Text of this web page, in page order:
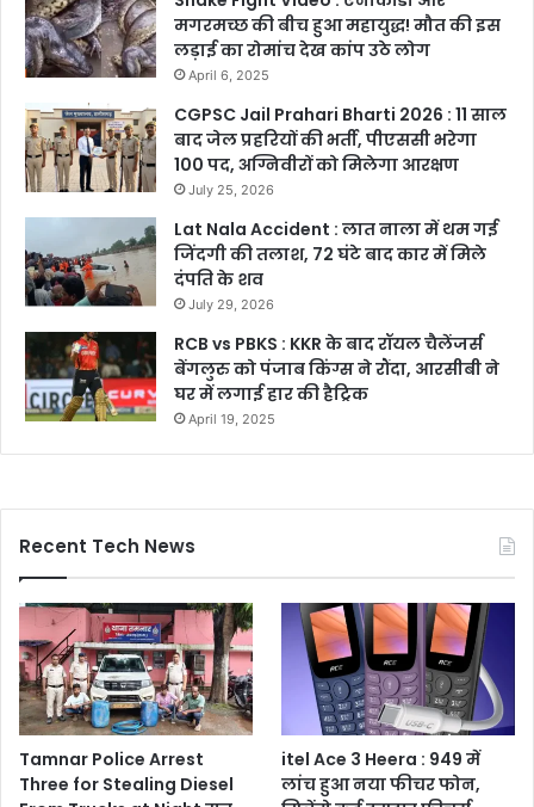
मगरमच्छ की बीच हुआ महायुद्ध! मौत की इस
लड़ाई का रोमांच देख कांप उठे लोग
April 6, 2025
CGPSC Jail Prahari Bharti 2026 : 11 साल
बाद जेल प्रहरियों की भर्ती, पीएससी भरेगा
100 पद, अग्निवीरों को मिलेगा आरक्षण
July 25, 2026
Lat Nala Accident : लात नाला में थम गई
जिंदगी की तलाश, 72 घंटे बाद कार में मिले
दंपति के शव
July 29, 2026
RCB vs PBKS : KKR के बाद रॉयल चैलेंजर्स
बेंगलुरु को पंजाब किंग्स ने रौंदा, आरसीबी ने
घर में लगाई हार की हैट्रिक
April 19, 2025
Recent Tech News
Tamnar Police Arrest
Three for Stealing Diesel
itel Ace 3 Heera : 949 में
लांच हुआ नया फीचर फोन,